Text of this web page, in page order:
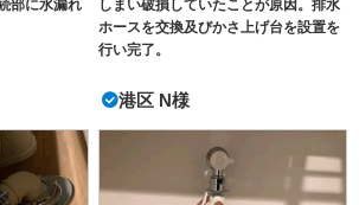
部に水漏れ
しまい破損していたことが原因。排水
ホースを交換及びかさ上げ台を設置を
行い完了。
港区 N様